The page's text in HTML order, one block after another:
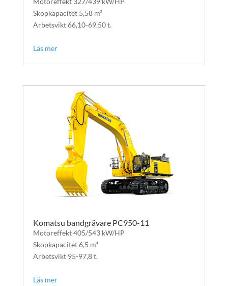
Skopkapacitet 5,58 m³
Arbetsvikt 66,10-69,50 t.
Läs mer
Komatsu bandgrävare PC950-11
Motoreffekt 405/543 kW/HP​
Skopkapacitet 6,5 m³
Arbetsvikt 95-97,8 t.
Läs mer